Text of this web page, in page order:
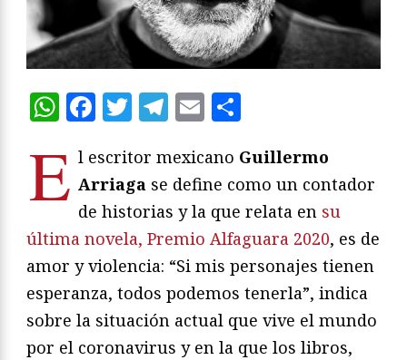
WhatsApp
Facebook
Twitter
Telegram
Email
E l escritor mexicano Guillermo
Arriaga se define como un contador
de historias y la que relata en su
última novela, Premio Alfaguara 2020, es de
amor y violencia: “Si mis personajes tienen
esperanza, todos podemos tenerla”, indica
sobre la situación actual que vive el mundo
por el coronavirus y en la que los libros,